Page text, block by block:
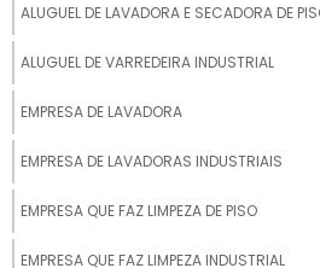
ALUGUEL DE LAVADORA E SECADORA DE
ALUGUEL DE VARREDEIRA INDUSTRIAL
EMPRESA DE LAVADORA
EMPRESA DE LAVADORAS INDUSTRIAIS
EMPRESA QUE FAZ LIMPEZA DE PISO
EMPRESA QUE FAZ LIMPEZA INDUSTRIAL